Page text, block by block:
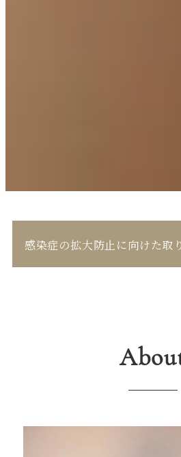
感染症の拡大防止に向けた取
下記のいずれかに該当す